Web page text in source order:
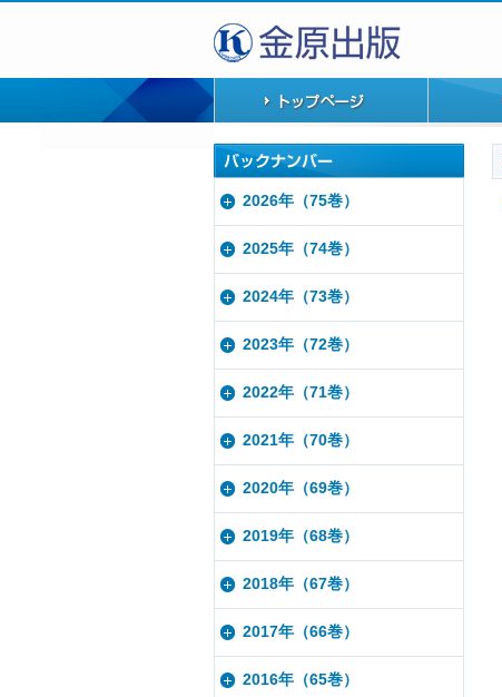
2026年（75巻）
2025年（74巻）
2024年（73巻）
2023年（72巻）
2022年（71巻）
2021年（70巻）
2020年（69巻）
2019年（68巻）
2018年（67巻）
2017年（66巻）
2016年（65巻）